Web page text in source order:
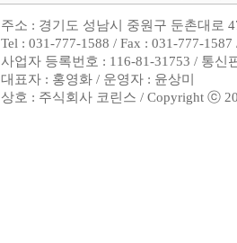
주소 : 경기도 성남시 중원구 둔촌대로
Tel : 031-777-1588 / Fax : 031-777-
사업자 등록번호 : 116-81-31753 / 통신
대표자 : 홍영화 / 운영자 : 윤상미
상호 : 주식회사 코린스 / Copyright ⓒ